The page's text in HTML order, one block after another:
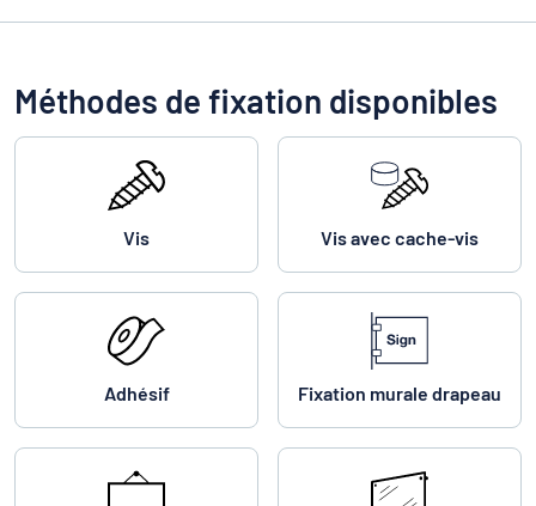
Méthodes de fixation disponibles
Vis Vis avec cache-vis
Adhésif Fixation murale drapeau